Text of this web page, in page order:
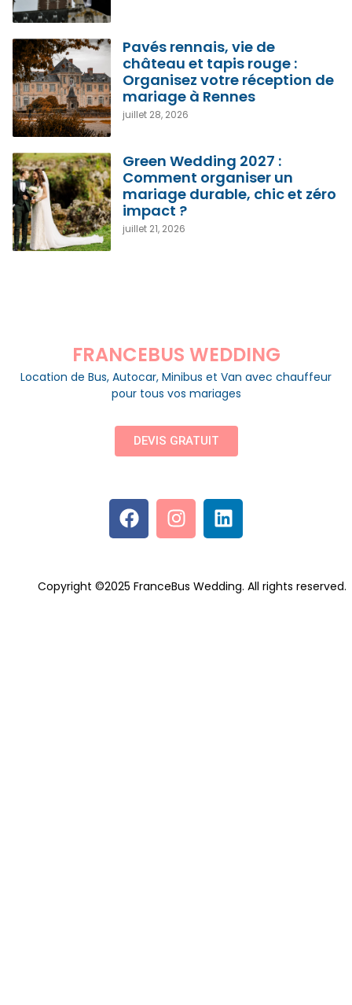
Pavés rennais, vie de
château et tapis rouge :
Organisez votre réception de
mariage à Rennes
juillet 28, 2026
Green Wedding 2027 :
Comment organiser un
mariage durable, chic et zéro
impact ?
juillet 21, 2026
FRANCEBUS WEDDING
Location de Bus, Autocar, Minibus et Van avec chauffeur
pour tous vos mariages
DEVIS GRATUIT
Copyright ©2025 FranceBus Wedding. All rights reserved.